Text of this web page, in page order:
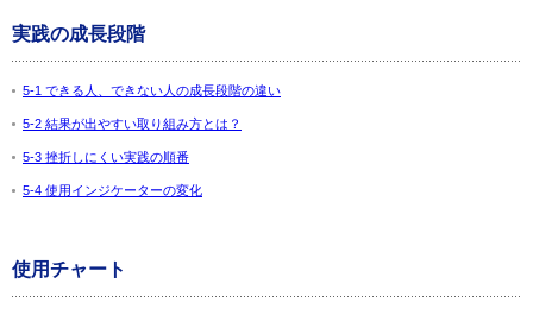
実践の成長段階
5-1 できる人、できない人の成長段階の違い
5-2 結果が出やすい取り組み方とは？
5-3 挫折しにくい実践の順番
5-4 使用インジケーターの変化
使用チャート